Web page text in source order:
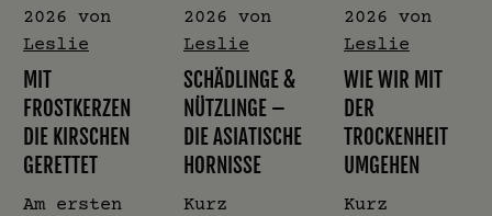
2026 von
Leslie
MIT
FROSTKERZEN
DIE KIRSCHEN
GERETTET
Am ersten
2026 von
Leslie
SCHÄDLINGE &
NÜTZLINGE –
DIE ASIATISCHE
HORNISSE
Kurz
2026 von
Leslie
WIE WIR MIT
DER
TROCKENHEIT
UMGEHEN
Kurz